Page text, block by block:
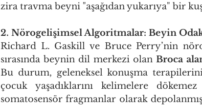
zira travma beyni "aşağıdan yukarıya" bir
2. Nörogelişimsel Algoritmalar: Beyin
Richard L. Gaskill ve Bruce Perry’nin
sırasında beynin dil merkezi olan Broca
Bu durum, geleneksel konuşma
çocuk yaşadıklarını kelimelere
somatosensör fragmanlar olarak